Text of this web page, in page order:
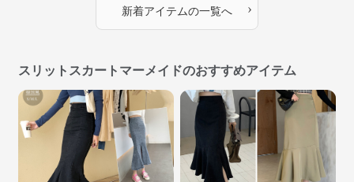
新着アイテムの一覧へ ›
スリットスカートマーメイドのおすすめアイテム